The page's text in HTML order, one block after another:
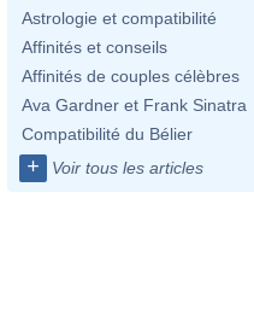
Astrologie et compatibilité
Affinités et conseils
Affinités de couples célèbres
Ava Gardner et Frank Sinatra
Compatibilité du Bélier
+ Voir tous les articles